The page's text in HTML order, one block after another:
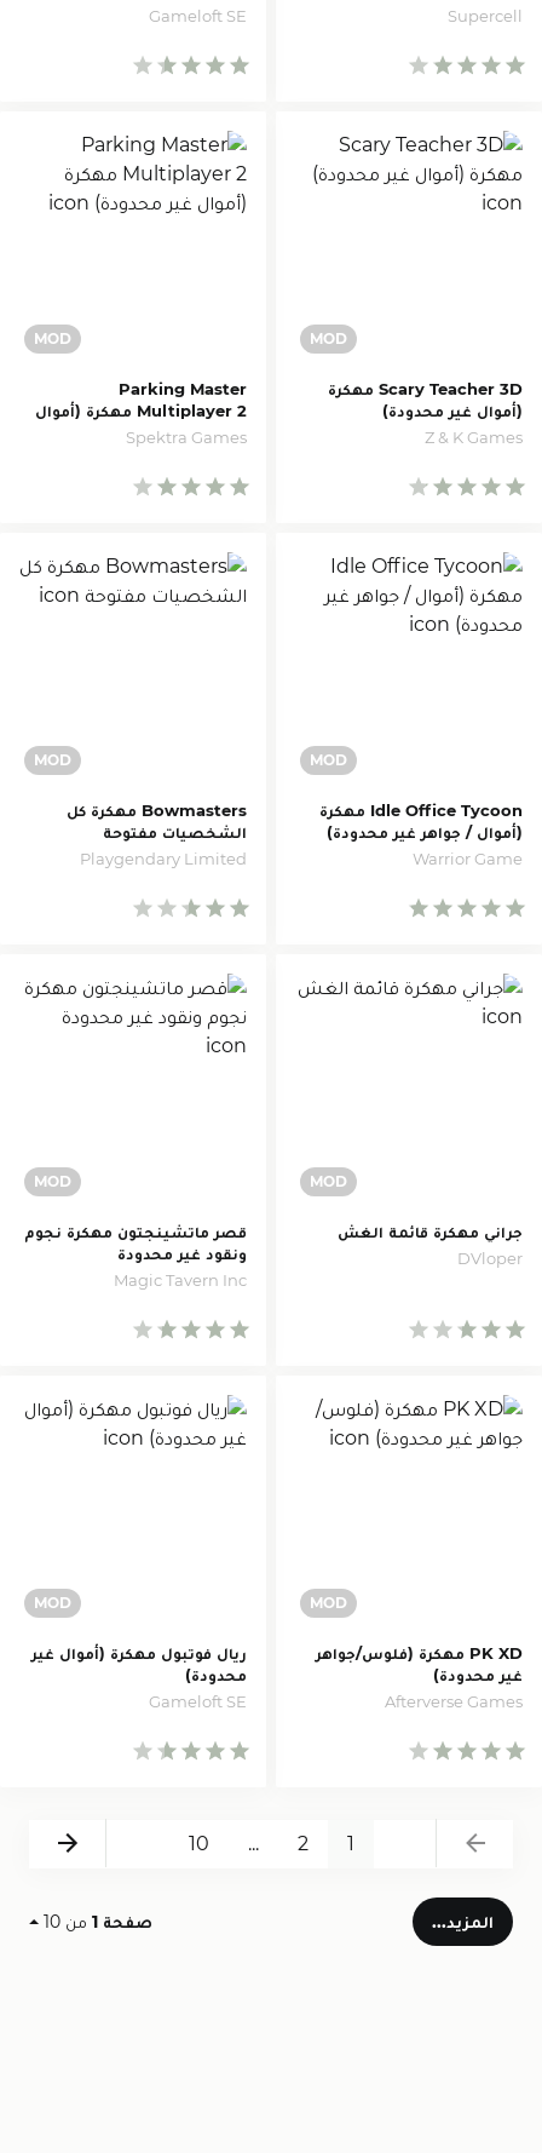
Supercell
Gameloft SE
Scary Teacher 3D مهكرة
(أموال غير محدودة)
Z & K Games
Parking Master
Multiplayer 2 مهكرة (أموال
غير محدودة)
Spektra Games
Idle Office Tycoon مهكرة
(أموال / جواهر غير محدودة)
Warrior Game
Bowmasters مهكرة كل
الشخصيات مفتوحة
Playgendary Limited
جراني مهكرة قائمة الغش
DVloper
قصر ماتشينجتون مهكرة نجوم
ونقود غير محدودة
Magic Tavern Inc
PK XD مهكرة (فلوس/جواهر
غير محدودة)
Afterverse Games
ريال فوتبول مهكرة (أموال غير
محدودة)
Gameloft SE
1
2
...
10
المزيد... صفحة 1 من 10